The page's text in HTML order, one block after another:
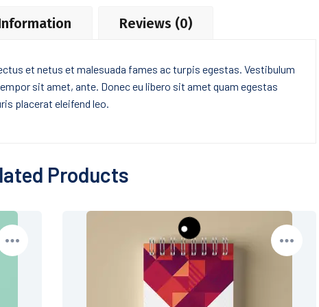
Reviews (0)
et netus et malesuada fames ac turpis egestas. Vestibulum
sit amet, ante. Donec eu libero sit amet quam egestas
placerat eleifend leo.
Products